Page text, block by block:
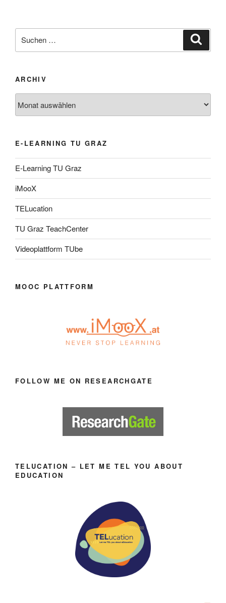
nach:
ARCHIV
E-LEARNING TU GRAZ
E-Learning TU Graz
iMooX
TELucation
TU Graz TeachCenter
Videoplattform TUbe
MOOC PLATTFORM
FOLLOW ME ON RESEARCHGATE
TELUCATION – LET ME TEL YOU ABOUT
EDUCATION